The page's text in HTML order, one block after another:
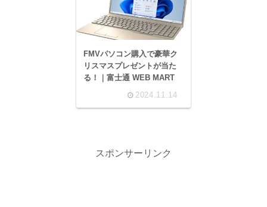
FMVパソコン購入で豪華ク
リスマスプレゼントが当た
る！｜富士通 WEB MART
2024.11.14
スポンサーリンク